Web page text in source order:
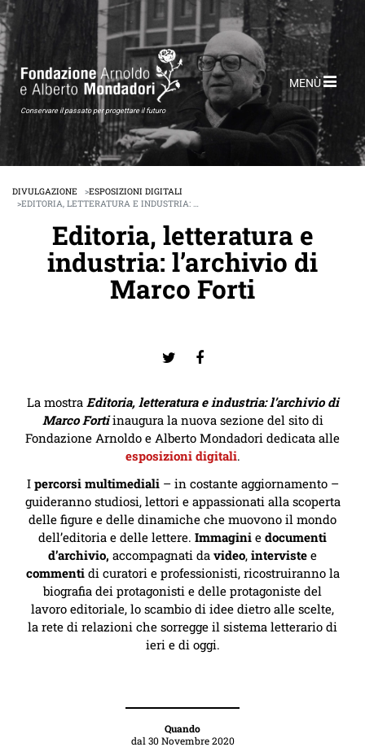
Conservare il passato per progettare il futuro
MENÙ
DIVULGAZIONE
ESPOSIZIONI DIGITALI
EDITORIA, LETTERATURA E INDUSTRIA: …
Editoria, letteratura e
industria: l’archivio di
Marco Forti
La mostra Editoria, letteratura e industria: l’archivio di
Marco Fortiinaugura la nuova sezione del sito di
Fondazione Arnoldo e Alberto Mondadori dedicata alle
esposizioni digitali.
I percorsi multimediali– in costante aggiornamento –
guideranno studiosi, lettori e appassionati alla scoperta
delle figure e delle dinamiche che muovono il mondo
dell’editoria e delle lettere. Immagini e documenti
d’archivio, accompagnati da video, interviste e
commentidi curatori e professionisti, ricostruiranno la
biografia dei protagonisti e delle protagoniste del
lavoro editoriale, lo scambio di idee dietro alle scelte,
la rete di relazioni che sorregge il sistema letterario di
ieri e di oggi.
Quando
dal30 Novembre 2020